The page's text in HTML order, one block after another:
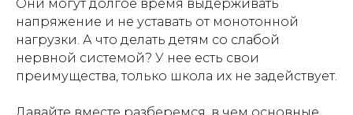
Они могут долгое время выдерживать
напряжение и не уставать от монотонной
нагрузки. А что делать детям со слабой
нервной системой? У нее есть свои
преимущества, только школа их не задействует.